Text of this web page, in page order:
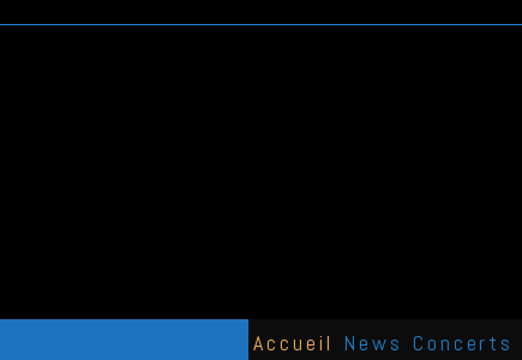
Accueil News Concerts